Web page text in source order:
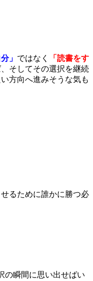
」 ではなく
「読書をす
そしてその選択を継続
方向へ進みそうな気も
るために誰かに勝つ必
の瞬間に思い出せばい